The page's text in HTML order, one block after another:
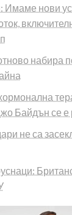
Имаме нови
набира
Байдън се е
не са